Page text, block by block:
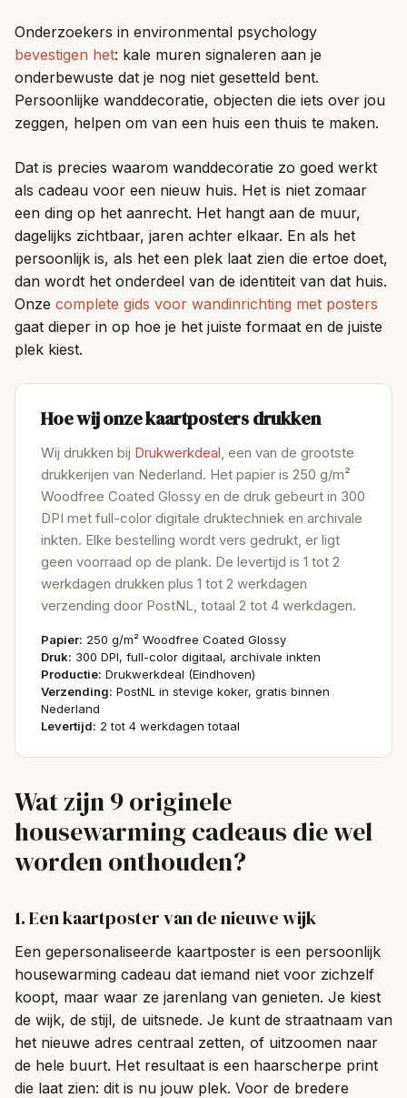
Onderzoekers in environmental psychology
bevestigen het: kale muren signaleren aan je
onderbewuste dat je nog niet gesetteld bent.
Persoonlijke wanddecoratie, objecten die iets over jou
zeggen, helpen om van een huis een thuis te maken.
Dat is precies waarom wanddecoratie zo goed werkt
als cadeau voor een nieuw huis. Het is niet zomaar
een ding op het aanrecht. Het hangt aan de muur,
dagelijks zichtbaar, jaren achter elkaar. En als het
persoonlijk is, als het een plek laat zien die ertoe doet,
dan wordt het onderdeel van de identiteit van dat huis.
Onze complete gids voor wandinrichting met posters
gaat dieper in op hoe je het juiste formaat en de juiste
plek kiest.
Hoe wij onze kaartposters drukken
Wij drukken bij Drukwerkdeal, een van de grootste
drukkerijen van Nederland. Het papier is 250 g/m²
Woodfree Coated Glossy en de druk gebeurt in 300
DPI met full-color digitale druktechniek en archivale
inkten. Elke bestelling wordt vers gedrukt, er ligt
geen voorraad op de plank. De levertijd is 1 tot 2
werkdagen drukken plus 1 tot 2 werkdagen
verzending door PostNL, totaal 2 tot 4 werkdagen.
Papier: 250 g/m² Woodfree Coated Glossy
Druk: 300 DPI, full-color digitaal, archivale inkten
Productie: Drukwerkdeal (Eindhoven)
Verzending: PostNL in stevige koker, gratis binnen
Nederland
Levertijd: 2 tot 4 werkdagen totaal
Wat zijn 9 originele
housewarming cadeaus die wel
worden onthouden?
1. Een kaartposter van de nieuwe wijk
Een gepersonaliseerde kaartposter is een persoonlijk
housewarming cadeau dat iemand niet voor zichzelf
koopt, maar waar ze jarenlang van genieten. Je kiest
de wijk, de stijl, de uitsnede. Je kunt de straatnaam van
het nieuwe adres centraal zetten, of uitzoomen naar
de hele buurt. Het resultaat is een haarscherpe print
die laat zien: dit is nu jouw plek. Voor de bredere